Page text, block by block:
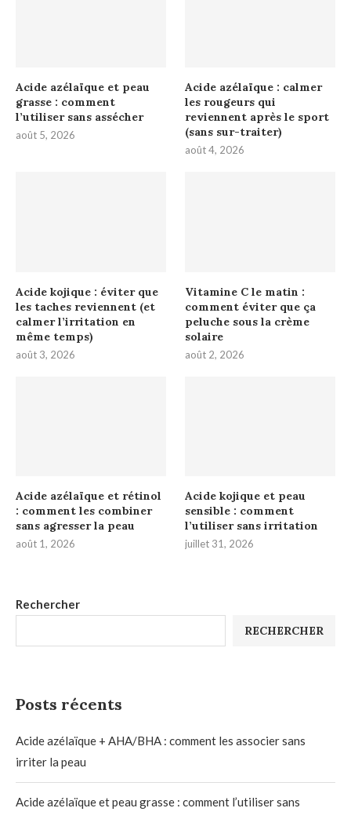
Rechercher
RECHERCHER
Posts récents
Acide azélaïque + AHA/BHA : comment les associer sans
irriter la peau
Acide azélaïque et peau grasse : comment l’utiliser sans
Acide azélaïque et peau
grasse : comment
l’utiliser sans assécher
août 5, 2026
Acide azélaïque : calmer
les rougeurs qui
reviennent après le sport
(sans sur-traiter)
août 4, 2026
Acide kojique : éviter que
les taches reviennent (et
calmer l’irritation en
même temps)
août 3, 2026
Vitamine C le matin :
comment éviter que ça
peluche sous la crème
solaire
août 2, 2026
Acide azélaïque et rétinol
: comment les combiner
sans agresser la peau
août 1, 2026
Acide kojique et peau
sensible : comment
l’utiliser sans irritation
juillet 31, 2026